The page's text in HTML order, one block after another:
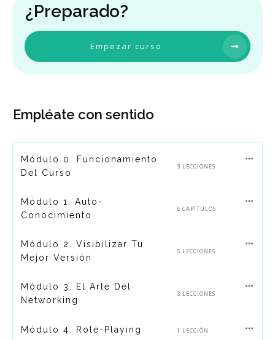
¿Preparado?
Empezar curso
Empléate con sentido
Módulo 0. Funcionamiento
Del Curso
3 LECCIONES
Módulo 1. Auto-
Conocimiento
8 CAPÍTULOS
Módulo 2. Visibilizar Tu
Mejor Versión
5 LECCIONES
Módulo 3. El Arte Del
Networking
3 LECCIONES
Módulo 4. Role-Playing 1 LECCIÓN